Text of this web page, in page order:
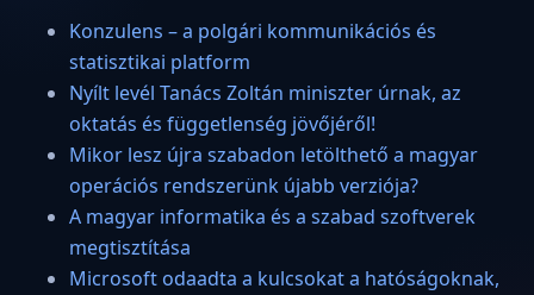
Konzulens – a polgári kommunikációs és
statisztikai platform
Nyílt levél Tanács Zoltán miniszter úrnak, az
oktatás és függetlenség jövőjéről!
Mikor lesz újra szabadon letölthető a magyar
operációs rendszerünk újabb verziója?
A magyar informatika és a szabad szoftverek
megtisztítása
Microsoft odaadta a kulcsokat a hatóságoknak,